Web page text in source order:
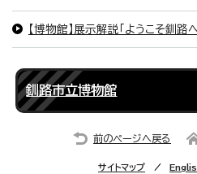
【博物館】展示解説「ようこそ釧路
釧路市立博物館
前のページへ戻る
サイトマップ